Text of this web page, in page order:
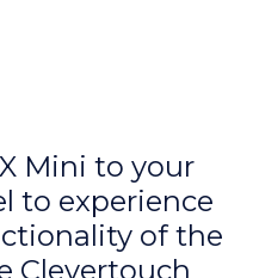
Mini to your
to experience
of the
Clevertouch